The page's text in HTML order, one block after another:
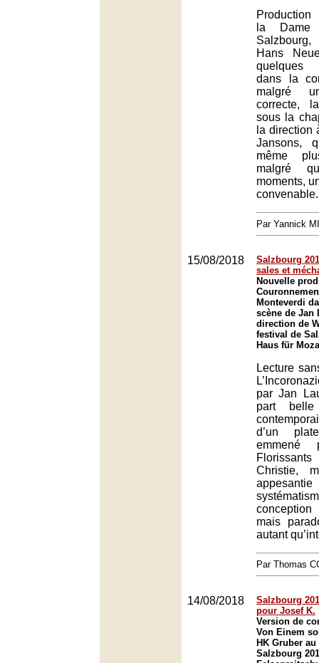
Production
la
Hans
quelques
dans la
malgré
correcte,
sous la
la direction
Jansons,
même
malgré
moments,
convenable.
Par Yannick
15/08/2018
Salzbourg
sales et
Nouvelle
Monteverdi
scène de Jan
direction de
festival de
Haus für
Lecture
par Jan
part
d’un
Christie,
mais
autant
Par Thomas
14/08/2018
Salzbourg
pour Josef K.
Version de
Von Einem
HK Gruber
Salzbourg